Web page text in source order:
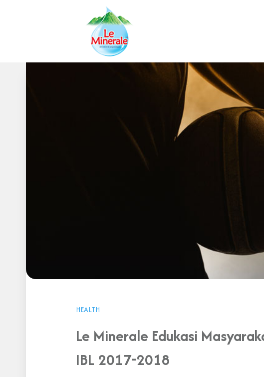
HEALTH
Le Minerale Edukasi
IBL 2017-2018